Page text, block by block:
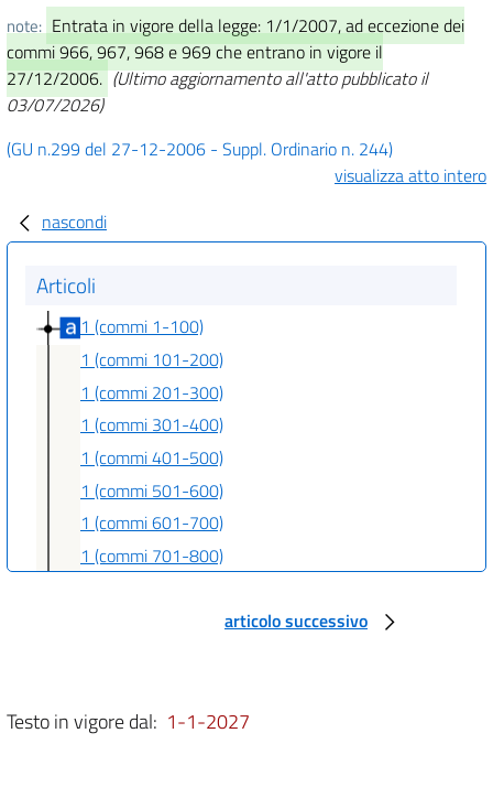
note: Entrata in vigore della legge: 1/1/2007, ad eccezione dei
commi 966, 967, 968 e 969 che entrano in vigore il
27/12/2006. (Ultimo aggiornamento all'atto pubblicato il
03/07/2026)
(GU n.299 del 27-12-2006 - Suppl. Ordinario n. 244)
visualizza atto intero
nascondi
Articoli
1 (commi 1-100)
1 (commi 101-200)
1 (commi 201-300)
1 (commi 301-400)
1 (commi 401-500)
1 (commi 501-600)
1 (commi 601-700)
1 (commi 701-800)
1 (commi 901-1000)
1 (commi 1201-1300)
articolo successivo
Testo in vigore dal: 1-1-2027